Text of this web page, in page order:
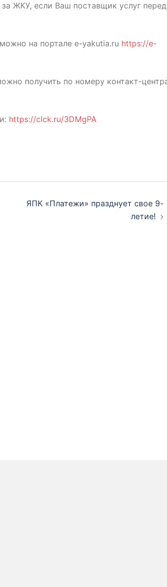
ЖКУ, если Ваш поставщик услуг
на портале e-yakutia.ru https://e-
получить по номеру контакт-
https://clck.ru/3DMgPA
ЯПК «Платежи» празднует свое 9-
летие!